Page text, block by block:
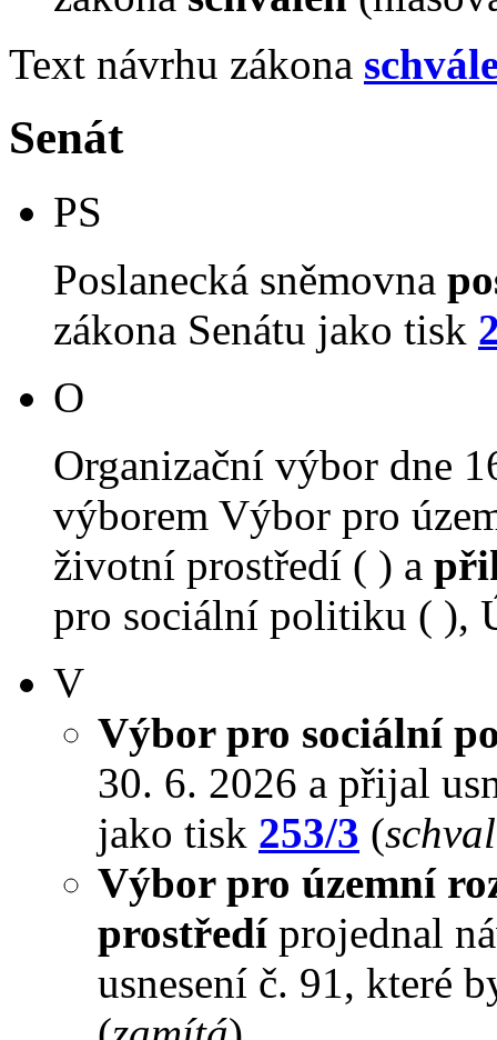
Text návrhu zákona
Senát
PS
Poslanecká sněmovna
zákona Senátu jako tisk
O
Organizační výbor dne
výborem Výbor pro
životní prostředí ( ) a
pro sociální politiku ( ),
V
Výbor pro sociální
30. 6. 2026 a přijal
jako tisk 253/3 (
Výbor pro územní
prostředíprojednal
usnesení č. 91, které